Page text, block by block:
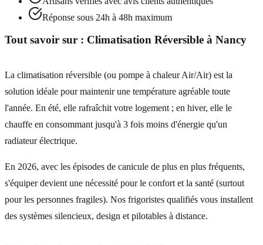
Réponse sous 24h à 48h maximum
Tout savoir sur : Climatisation Réversible à Nancy
La climatisation réversible (ou pompe à chaleur Air/Air) est la
solution idéale pour maintenir une température agréable toute
l'année. En été, elle rafraîchit votre logement ; en hiver, elle le
chauffe en consommant jusqu'à 3 fois moins d'énergie qu'un
radiateur électrique.
En 2026, avec les épisodes de canicule de plus en plus fréquents,
s'équiper devient une nécessité pour le confort et la santé (surtout
pour les personnes fragiles). Nos frigoristes qualifiés vous installent
des systèmes silencieux, design et pilotables à distance.